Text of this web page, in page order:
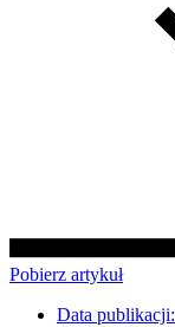
Pobierz artykuł
Data publikacji: